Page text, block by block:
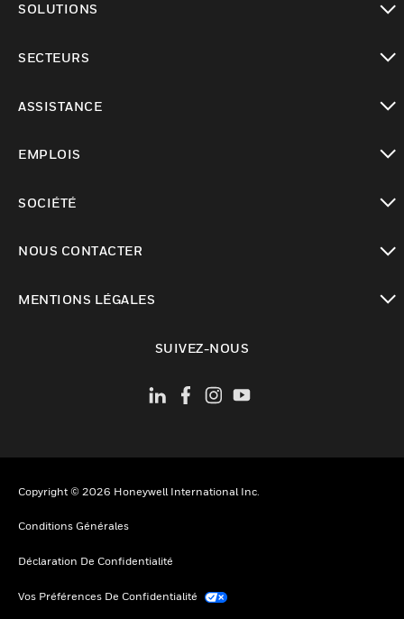
SOLUTIONS
SECTEURS
ASSISTANCE
EMPLOIS
SOCIÉTÉ
NOUS CONTACTER
MENTIONS LÉGALES
SUIVEZ-NOUS
Copyright © 2026 Honeywell International Inc.
Conditions Générales
Déclaration De Confidentialité
Vos Préférences De Confidentialité